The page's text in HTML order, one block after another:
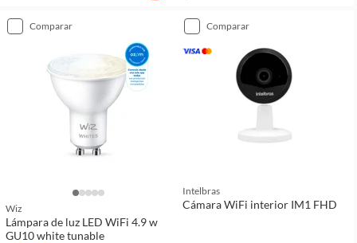
comparar
Wiz
Lámpara de luz LED WiFi 4.9 w
GU10 white tunable
comparar
Intelbras
Cámara WiFi interior IM1 FHD